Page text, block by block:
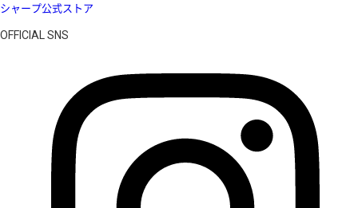
シャープ公式ストア
OFFICIAL SNS